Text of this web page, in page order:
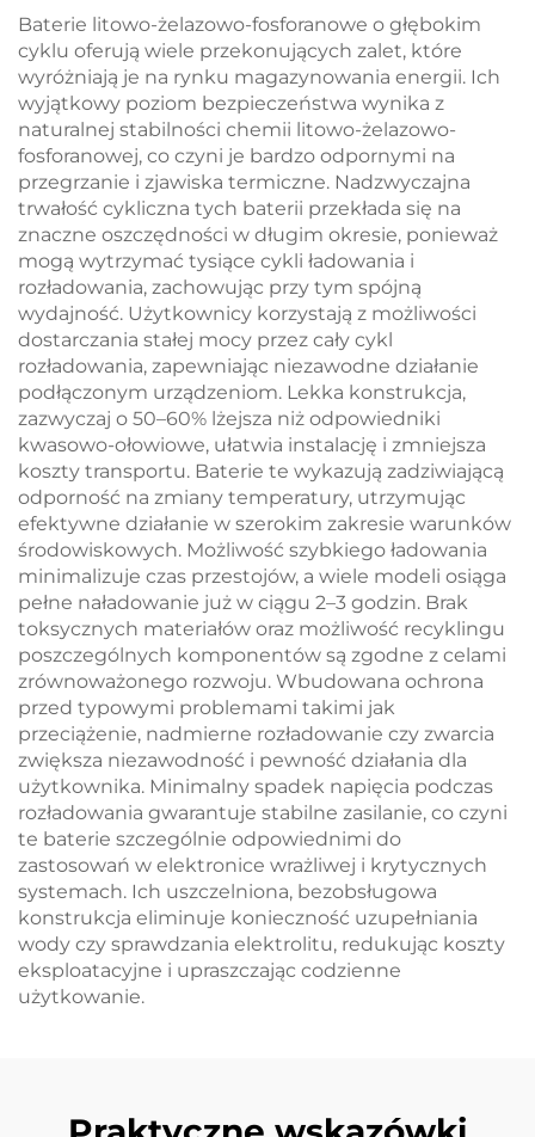
zarządzanie termiczne
dla przemysłowych
systemów
magazynowania
energii w
mikrosieciach
cieczowym Mikrosieci
BESS
Baterie litowo-żelazowo-fosforanowe o głębokim
cyklu oferują wiele przekonujących zalet, które
wyróżniają je na rynku magazynowania energii. Ich
wyjątkowy poziom bezpieczeństwa wynika z
naturalnej stabilności chemii litowo-żelazowo-
fosforanowej, co czyni je bardzo odpornymi na
przegrzanie i zjawiska termiczne. Nadzwyczajna
trwałość cykliczna tych baterii przekłada się na
znaczne oszczędności w długim okresie, ponieważ
mogą wytrzymać tysiące cykli ładowania i
rozładowania, zachowując przy tym spójną
wydajność. Użytkownicy korzystają z możliwości
dostarczania stałej mocy przez cały cykl
rozładowania, zapewniając niezawodne działanie
podłączonym urządzeniom. Lekka konstrukcja,
zazwyczaj o 50–60% lżejsza niż odpowiedniki
kwasowo-ołowiowe, ułatwia instalację i zmniejsza
koszty transportu. Baterie te wykazują zadziwiającą
odporność na zmiany temperatury, utrzymując
efektywne działanie w szerokim zakresie warunków
środowiskowych. Możliwość szybkiego ładowania
minimalizuje czas przestojów, a wiele modeli osiąga
pełne naładowanie już w ciągu 2–3 godzin. Brak
toksycznych materiałów oraz możliwość recyklingu
poszczególnych komponentów są zgodne z celami
zrównoważonego rozwoju. Wbudowana ochrona
przed typowymi problemami takimi jak
przeciążenie, nadmierne rozładowanie czy zwarcia
zwiększa niezawodność i pewność działania dla
użytkownika. Minimalny spadek napięcia podczas
rozładowania gwarantuje stabilne zasilanie, co czyni
te baterie szczególnie odpowiednimi do
zastosowań w elektronice wrażliwej i krytycznych
systemach. Ich uszczelniona, bezobsługowa
konstrukcja eliminuje konieczność uzupełniania
wody czy sprawdzania elektrolitu, redukując koszty
eksploatacyjne i upraszczając codzienne
użytkowanie.